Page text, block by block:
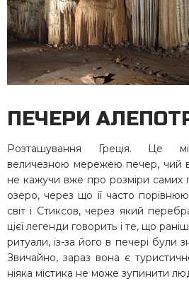
ПЕЧЕРИ
Розташування Греція. Це
величезною мережею печер, чий
не кажучи вже про розміри самих
озеро, через що її часто
світ і Стиксов, через який
цієї легенди говорить і те, що
ритуали, із-за його в печері були
Звичайно, зараз вона є
ніяка містика не може зупинити